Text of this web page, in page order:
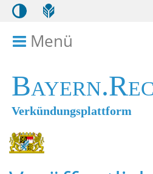
Menü
Verkündungsplattform